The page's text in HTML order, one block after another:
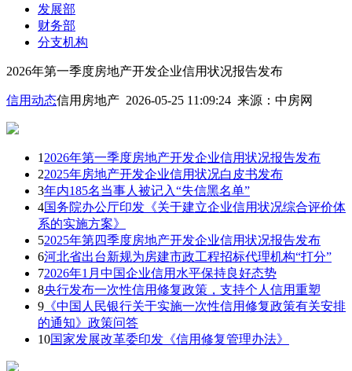
发展部
财务部
分支机构
2026年第一季度房地产开发企业信用状况报告发布
信用动态信用房地产 2026-05-25 11:09:24 来源： 中房网
1 2026年第一季度房地产开发企业信用状况报告发布
22025年房地产开发企业信用状况白皮书发布
3年内185名当事人被记入“失信黑名单”
4国务院办公厅印发《关于建立企业信用状况综合评价体
系的实施方案》
52025年第四季度房地产开发企业信用状况报告发布
6河北省出台新规为房建市政工程招标代理机构“打分”
72026年1月中国企业信用水平保持良好态势
8央行发布一次性信用修复政策，支持个人信用重塑
9 《中国人民银行关于实施一次性信用修复政策有关安排
的通知》政策问答
10国家发展改革委印发《信用修复管理办法》